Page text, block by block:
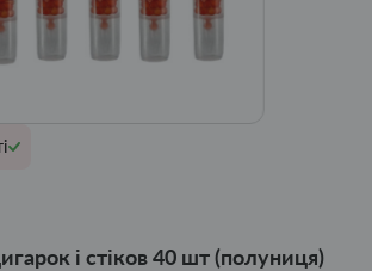
і стіков 40 шт (полуниця)